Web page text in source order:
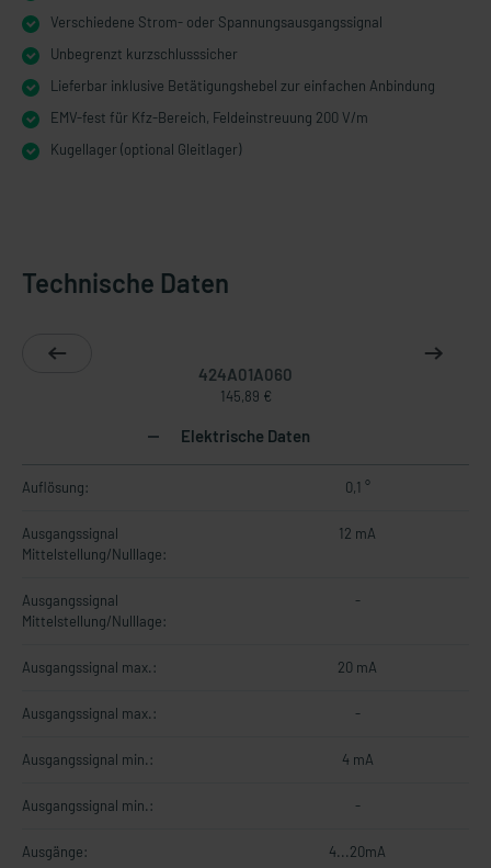
Verschiedene Strom- oder Spannungsausgangssignal
Unbegrenzt kurzschlusssicher
Lieferbar inklusive Betätigungshebel zur einfachen Anbindung
EMV-fest für Kfz-Bereich, Feldeinstreuung 200 V/m
Kugellager (optional Gleitlager)
Technische Daten
424A01A060
145,89 €
Elektrische Daten
Auflösung: 0,1 °
Ausgangssignal
Mittelstellung/Nulllage:
12 mA
Ausgangssignal
Mittelstellung/Nulllage:
-
Ausgangssignal max.: 20 mA
Ausgangssignal max.: -
Ausgangssignal min.: 4 mA
Ausgangssignal min.: -
Ausgänge: 4...20mA